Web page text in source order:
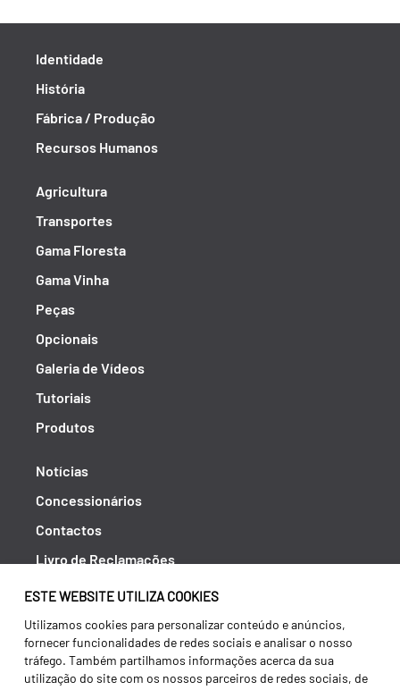
ESTE WEBSITE UTILIZA COOKIES
Utilizamos cookies para personalizar conteúdo e anúncios,
fornecer funcionalidades de redes sociais e analisar o nosso
tráfego. Também partilhamos informações acerca da sua
utilização do site com os nossos parceiros de redes sociais, de
Identidade
História
Fábrica / Produção
Recursos Humanos
Agricultura
Transportes
Gama Floresta
Gama Vinha
Peças
Opcionais
Galeria de Vídeos
Tutoriais
Produtos
Notícias
Concessionários
Contactos
Livro de Reclamações
Política de Privacidade
Canal de Denúncias (RGPC)
Termos e condições